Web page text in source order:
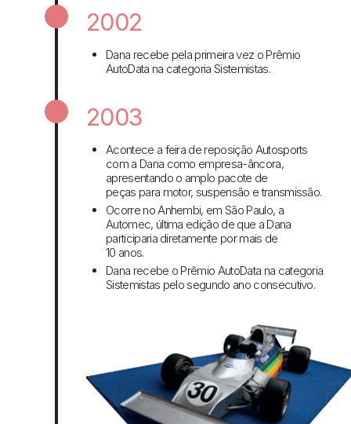
2002
Dana recebe pela primeira vez o Prêmio
AutoData na categoria Sistemistas.
2003
Acontece a feira de reposição Autosports
com a Dana como empresa-âncora,
apresentando o amplo pacote de
peças para motor, suspensão e transmissão.
Ocorre no Anhembi, em São Paulo, a
Automec, última edição de que a Dana
participaria diretamente por mais de
10 anos.
Dana recebe o Prêmio AutoData na categoria
Sistemistas pelo segundo ano consecutivo.